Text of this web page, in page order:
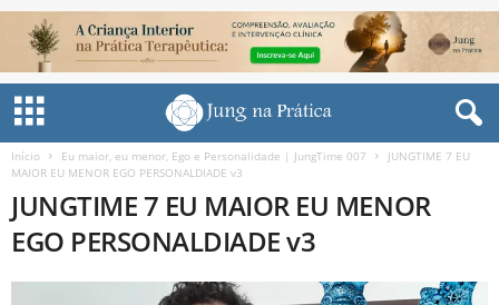
Início Eu maior, eu menor, Ego e Personalidade | JungTime 007
JUNGTIME 7 EU
MAIOR EU MENOR EGO PERSONALDIADE v3
JUNGTIME 7 EU MAIOR EU MENOR
EGO PERSONALDIADE v3